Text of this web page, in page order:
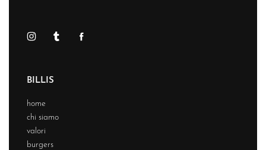
BILLIS
home
chi siamo
valori
burgers